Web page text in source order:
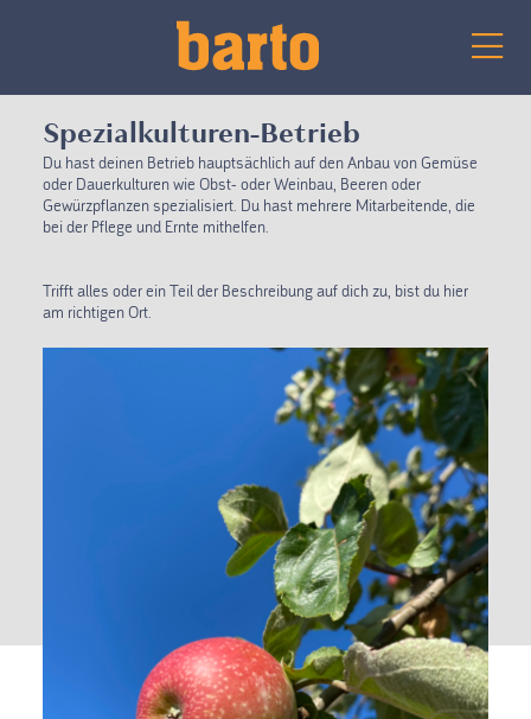
Spezialkulturen-Betrieb
Du hast deinen Betrieb hauptsächlich auf den Anbau von Gemüse
oder Dauerkulturen wie Obst- oder Weinbau, Beeren oder
Gewürzpflanzen spezialisiert. Du hast mehrere Mitarbeitende, die
bei der Pflege und Ernte mithelfen.
Trifft alles oder ein Teil der Beschreibung auf dich zu, bist du hier
am richtigen Ort.